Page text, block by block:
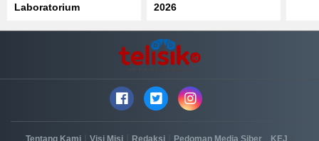
Laboratorium
UUD 1945
2026
Tentang Kami Visi Misi Redaksi Pedoman Media Siber KEJ